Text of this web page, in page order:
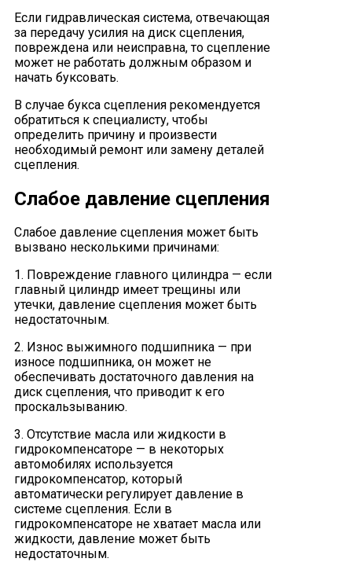
Если гидравлическая система, отвечающая
за передачу усилия на диск сцепления,
повреждена или неисправна, то сцепление
может не работать должным образом и
начать буксовать.
В случае букса сцепления рекомендуется
обратиться к специалисту, чтобы
определить причину и произвести
необходимый ремонт или замену деталей
сцепления.
Слабое давление сцепления
Слабое давление сцепления может быть
вызвано несколькими причинами:
1. Повреждение главного цилиндра — если
главный цилиндр имеет трещины или
утечки, давление сцепления может быть
недостаточным.
2. Износ выжимного подшипника — при
износе подшипника, он может не
обеспечивать достаточного давления на
диск сцепления, что приводит к его
проскальзыванию.
3. Отсутствие масла или жидкости в
гидрокомпенсаторе — в некоторых
автомобилях используется
гидрокомпенсатор, который
автоматически регулирует давление в
системе сцепления. Если в
гидрокомпенсаторе не хватает масла или
жидкости, давление может быть
недостаточным.